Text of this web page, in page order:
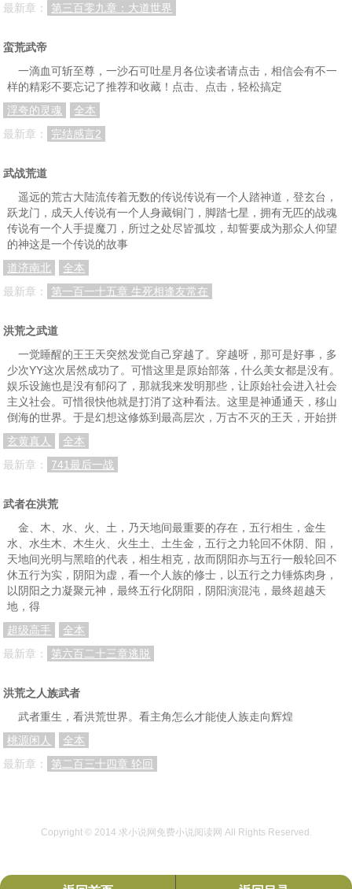
最新章：
第三百零九章：大道世界
蛮荒武帝
一滴血可斩至尊，一沙石可吐星月各位读者请点击，相信会有不一
样的精彩不要忘记了推荐和收藏！点击、点击，轻松搞定
浮夸的灵魂
全本
最新章：
完结感言2
武战荒道
遥远的荒古大陆流传着无数的传说传说有一个人踏神道，登玄台，
跃龙门，成天人传说有一个人身藏铜门，脚踏七星，拥有无匹的战魂
传说有一个人手提魔刀，所过之处尽皆孤坟，却誓要成为那众人仰望
的神这是一个传说的故事
道济南北
全本
最新章：
第一百一十五章 生死相逢友常在
洪荒之武道
一觉睡醒的王王天突然发觉自己穿越了。穿越呀，那可是好事，多
少次YY这次居然成功了。可惜这里是原始部落，什么美女都是没有。
娱乐设施也是没有郁闷了，那就我来发明那些，让原始社会进入社会
主义社会。可惜很快他就是打消了这种看法。这里是神通通天，移山
倒海的世界。于是幻想这修炼到最高层次，万古不灭的王天，开始拼
玄黄真人
全本
最新章：
741最后一战
武者在洪荒
金、木、水、火、土，乃天地间最重要的存在，五行相生，金生
水、水生木、木生火、火生土、土生金，五行之力轮回不休阴、阳，
天地间光明与黑暗的代表，相生相克，故而阴阳亦与五行一般轮回不
休五行为实，阴阳为虚，看一个人族的修士，以五行之力锤炼肉身，
以阴阳之力凝聚元神，最终五行化阴阳，阴阳演混沌，最终超越天
地，得
超级高手
全本
最新章：
第六百二十三章逃脱
洪荒之人族武者
武者重生，看洪荒世界。看主角怎么才能使人族走向辉煌
桃源闲人
全本
最新章：
第二百三十四章 轮回
Copyright © 2014 求小说网免费小说阅读网 All Rights Reserved.